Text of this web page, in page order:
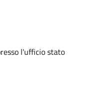
l'ufficio stato